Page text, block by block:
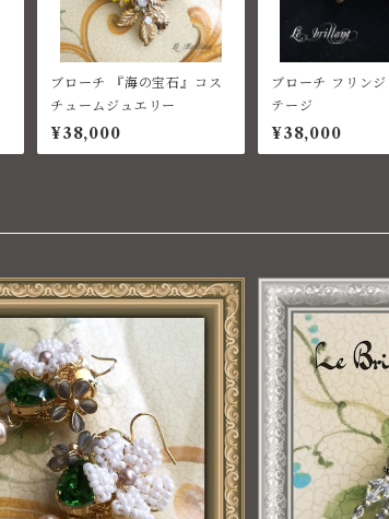
ブローチ 『海の宝石』コス
チュームジュエリー
¥38,000
ブローチ フリンジ ヴィン
テージ
¥38,000